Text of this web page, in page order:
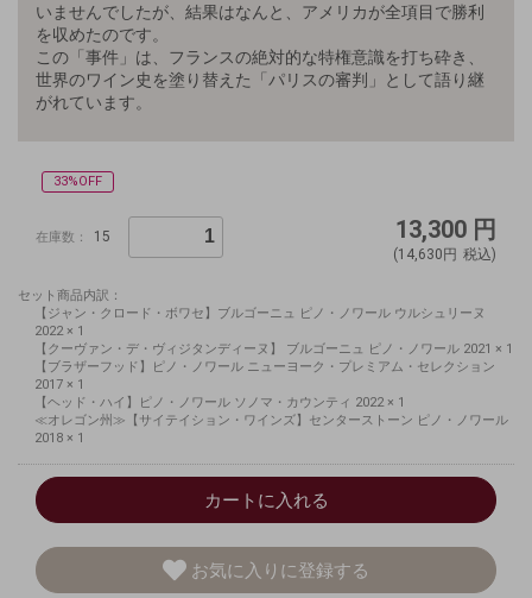
いませんでしたが、結果はなんと、アメリカが全項目で勝利
を収めたのです。
この「事件」は、フランスの絶対的な特権意識を打ち砕き、
世界のワイン史を塗り替えた「パリスの審判」として語り継
がれています。
33%OFF
在庫数： 15 13,300 円
(14,630円 税込)
セット商品内訳：
【ジャン・クロード・ボワセ】ブルゴーニュ ピノ・ノワール ウルシュリーヌ
2022 × 1
【クーヴァン・デ・ヴィジタンディーヌ】 ブルゴーニュ ピノ・ノワール 2021 × 1
【ブラザーフッド】ピノ・ノワール ニューヨーク・プレミアム・セレクション
2017 × 1
【ヘッド・ハイ】ピノ・ノワール ソノマ・カウンティ 2022 × 1
≪オレゴン州≫【サイテイション・ワインズ】センターストーン ピノ・ノワール
2018 × 1
カートに入れる
お気に入りに登録する